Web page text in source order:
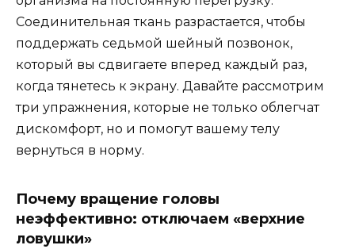
Соединительная ткань разрастается, чтобы
поддержать седьмой шейный позвонок,
который вы сдвигаете вперед каждый раз,
когда тянетесь к экрану. Давайте рассмотрим
три упражнения, которые не только облегчат
дискомфорт, но и помогут вашему телу
вернуться в норму.
Почему вращение головы
неэффективно: отключаем «верхние
ловушки»